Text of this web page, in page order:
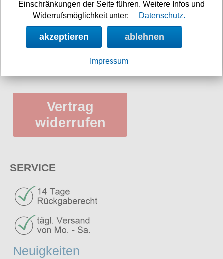
Impressum/Kontakt
Versandkosten
Datenschutz
Vertrag
widerrufen
SERVICE
Neuigkeiten
Einschränkungen der Seite führen. Weitere Infos und
Widerrufsmöglichkeit unter:
Datenschutz.
akzeptieren ablehnen
Impressum